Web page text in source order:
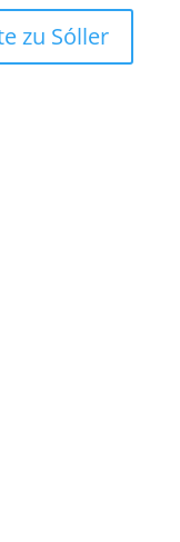
zu Sóller